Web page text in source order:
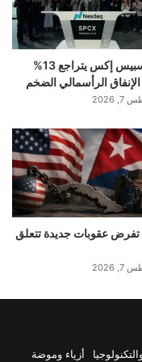
وبني زيد
ما تبقى من
ونتج عن
على انسحاب تلك
سهم سبيس إكس يتراجع 13%
الرأسمالي الضخم
2026
تفرض عقوبات جديدة تتعلق
2026
أزياء وموضة